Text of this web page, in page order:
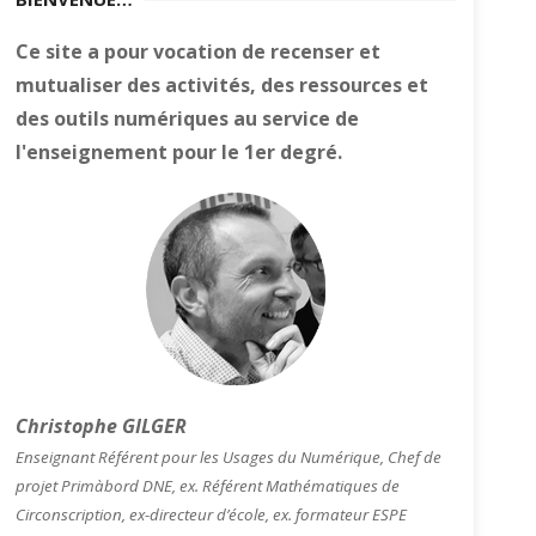
Ce site a pour vocation de recenser et
mutualiser des activités, des ressources et
des outils numériques au service de
l'enseignement pour le 1er degré.
Christophe GILGER
Enseignant Référent pour les Usages du Numérique, Chef de
projet Primàbord DNE, ex. Référent Mathématiques de
Circonscription, ex-directeur d’école, ex. formateur ESPE